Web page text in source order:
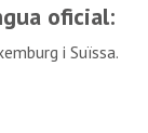
oficial:
i Suïssa.